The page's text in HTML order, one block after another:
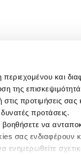
περιεχομένου και
της
προτιμήσεις σας
προτάσεις.
βοηθήσετε να
σας ενδιαφέρουν
να ενημερωθείτε